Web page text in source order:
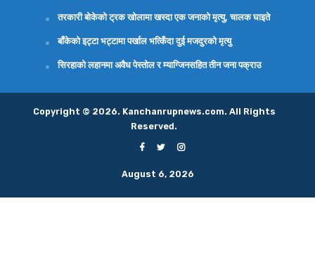
तरकारी बोकेको ट्रक खोलामा खस्दा एक जनाको मृत्यु, चालक घाइते
बाँकेको इट्टा भट्टामा पर्खाल भत्किँदा दुई मजदुरको मृत्यु
सिरहाको लहानमा अवैध पेस्तोल र म्याग्जिनसहित तीन जना पक्राउ
Copyright © 2026. Kanchanrupnews.com. All Rights
Reserved.
August 6, 2026